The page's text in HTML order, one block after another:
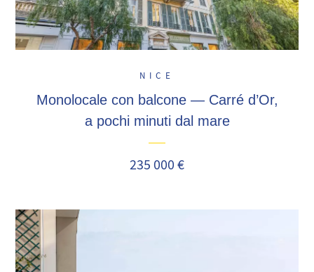
NICE
Monolocale con balcone — Carré d’Or,
a pochi minuti dal mare
235 000 €